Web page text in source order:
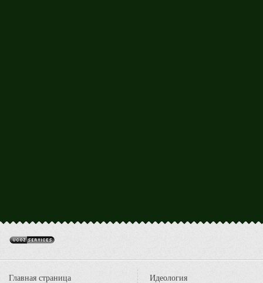
Главная страница
Идеология